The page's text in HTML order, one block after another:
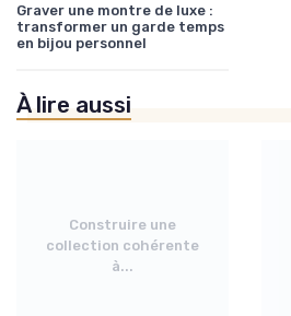
Graver une montre de luxe :
transformer un garde temps
en bijou personnel
À lire aussi
Construire une
collection cohérente
à...